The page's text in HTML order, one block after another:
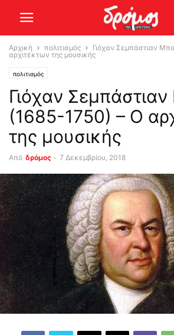
Αρχική πολιτισμός
Γιόχαν Σεμπάστιαν
αρχιτέκτων της μουσικής
πολιτισμός
Γιόχαν
(1685-1750) – O
της μουσικής
Από δρόμος - 7 Δεκεμβρίου, 2018